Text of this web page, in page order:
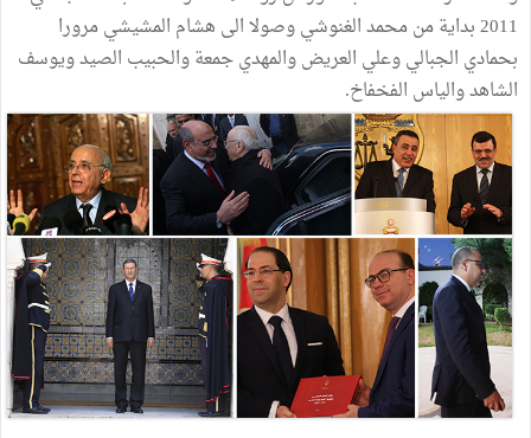
2011 بداية من محمد الغنوشي وصولا الى هشام المشيشي مرورا
بحمادي الجبالي وعلي العريض والمهدي جمعة والحبيب الصيد ويوسف
الشاهد والياس الفخفاخ.